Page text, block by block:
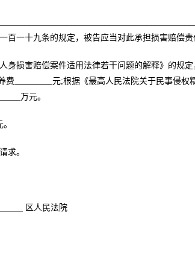
百一十九条的规定，被告应当对此承担损害赔偿责
损害赔偿案件适用法律若干问题的解释》的规定
费_________元;根据《最高人民法院关于民事侵
万元。
求。
区人民法院